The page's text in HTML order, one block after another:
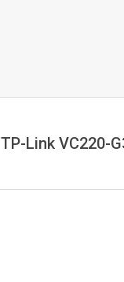
TP-Link VC220-